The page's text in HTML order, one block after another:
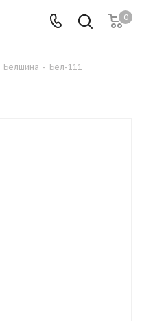
0
Белшина - Бел-111